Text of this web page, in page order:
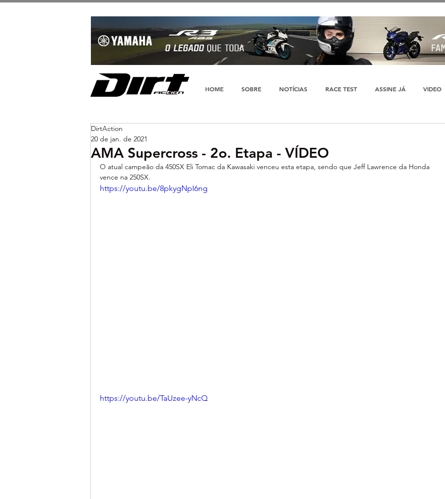
HOME SOBRE NOTÍCIAS RACE TEST ASSINE JÁ VIDEO
AMA Supercross - 2o. Etapa - VÍDEO
DirtAction
20 de jan. de 2021
O atual campeão da 450SX Eli Tomac da Kawasaki venceu esta etapa, sendo que Jeff Lawrence da Honda
vence na 250SX.
https://youtu.be/8pkygNpI6ng
https://youtu.be/TaUzee-yNcQ